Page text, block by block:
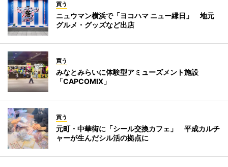
買う
ニュウマン横浜で「ヨコハマ ニュー縁日」 地元
グルメ・グッズなど出店
買う
みなとみらいに体験型アミューズメント施設
「CAPCOMIX」
買う
元町・中華街に「シール交換カフェ」 平成カルチ
ャーが生んだシル活の拠点に